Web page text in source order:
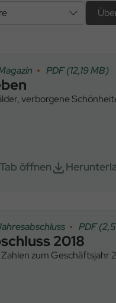
PDF (12,19 MB)
verborgene
öffnen
PDF
2018
zum Geschäftsjahr